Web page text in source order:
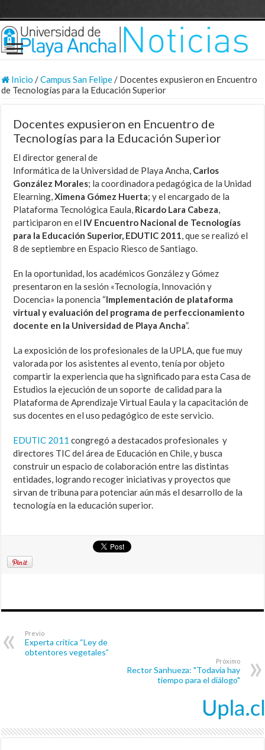
Inicio /Campus San Felipe/ Docentes expusieron en Encuentro
de Tecnologías para la Educación Superior
Docentes expusieron en Encuentro de
Tecnologías para la Educación Superior
El director general de
Informática de la Universidad de Playa Ancha, Carlos
González Morales; la coordinadora pedagógica de la Unidad
Elearning,Ximena Gómez Huerta; y el encargado de la
Plataforma Tecnológica Eaula, Ricardo Lara Cabeza,
participaron en el IV Encuentro Nacional de Tecnologías
para la Educación Superior, EDUTIC 2011, que se realizó el
8 de septiembre en Espacio Riesco de Santiago.
En la oportunidad, los académicos González y Gómez
presentaron en la sesión «Tecnología, Innovación y
Docencia» la ponencia “Implementación de plataforma
virtual y evaluación del programa de perfeccionamiento
docente en la Universidad de Playa Ancha”.
La exposición de los profesionales de la UPLA, que fue muy
valorada por los asistentes al evento, tenía por objeto
compartir la experiencia que ha significado para esta Casa de
Estudios la ejecución de un soporte de calidad para la
Plataforma de Aprendizaje Virtual Eaula y la capacitación de
sus docentes en el uso pedagógico de este servicio.
EDUTIC 2011 congregó a destacados profesionales y
directores TIC del área de Educación en Chile, y busca
construir un espacio de colaboración entre las distintas
entidades, logrando recoger iniciativas y proyectos que
sirvan de tribuna para potenciar aún más el desarrollo de la
tecnología en la educación superior.
Previo
Experta critica “Ley de
obtentores vegetales”
Próximo
Rector Sanhueza: "Todavía hay
tiempo para el diálogo"